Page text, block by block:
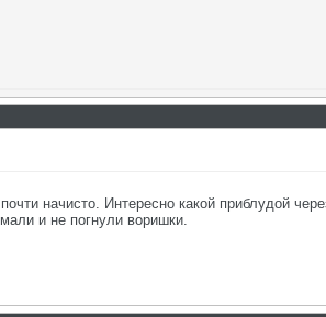
начисто. Интересно какой приблудой
и не погнули воришки.